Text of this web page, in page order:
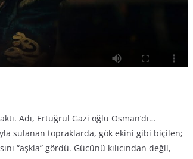
Adı, Ertuğrul Gazi oğlu Osman’dı…
sulanan topraklarda, gök ekini gibi biçilen;
“aşkla” gördü. Gücünü kılıcından değil,